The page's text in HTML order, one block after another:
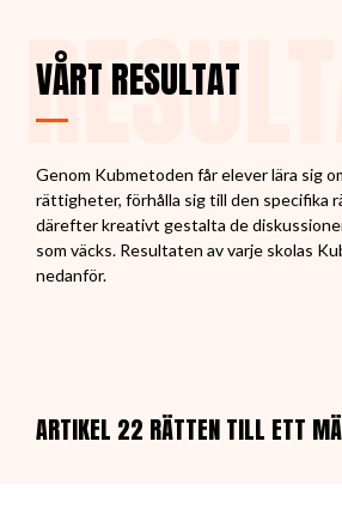
VÅRT RESULTAT
Genom Kubmetoden får elever lära sig
rättigheter, förhålla sig till den specifika
därefter kreativt gestalta de
som väcks. Resultaten av varje skolas
nedanför.
ARTIKEL 22 RÄTTEN TILL ETT